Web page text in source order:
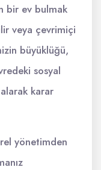
bir ev bulmak
veya çevrimiçi
büyüklüğü,
sosyal
karar
yönetimden